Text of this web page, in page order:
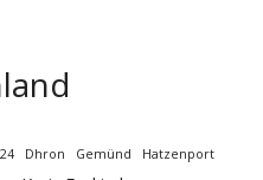
Dhron Gemünd
Hatzenport